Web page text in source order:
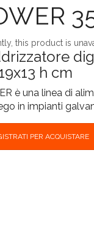
this product is
h cm
è una linea di
in impianti
PER ACQUISTARE